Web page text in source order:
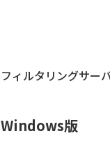
フィルタリングサー
Windows版